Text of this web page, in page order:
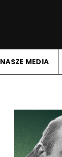
NASZE MEDIA